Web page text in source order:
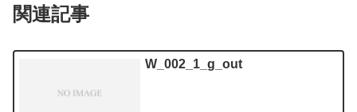
関連記事
W_002_1_g_out